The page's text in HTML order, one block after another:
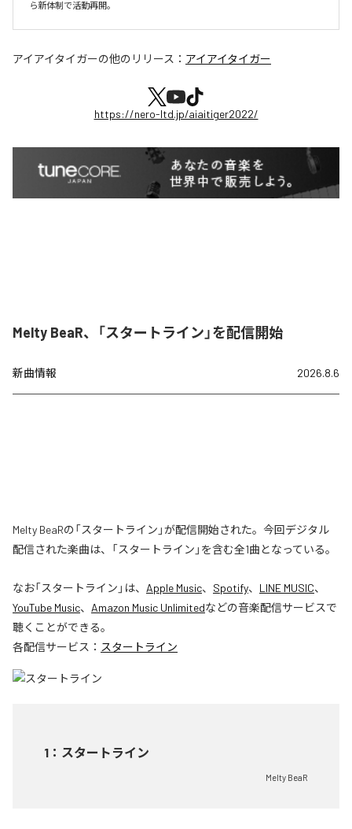
ら新体制で活動再開。
アイアイタイガーの他のリリース： アイアイタイガー
https://nero-ltd.jp/aiaitiger2022/
Melty BeaR、「スタートライン」を配信開始
新曲情報 2026.8.6
Melty BeaRの「スタートライン」が配信開始された。今回デジタル
配信された楽曲は、「スタートライン」を含む全1曲となっている。
なお「スタートライン 」は、 Apple Music、 Spotify、 LINE MUSIC、
YouTube Music、 Amazon Music Unlimitedなどの音楽配信サービスで
聴くことができる。
各配信サービス： スタートライン
1 ： スタートライン
Melty BeaR